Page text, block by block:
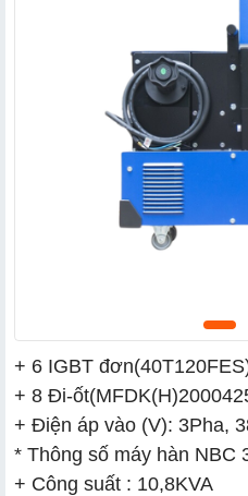
+ 6 IGBT
+ 8 Đi-
+ Điện áp vào (V): 3Pha,
* Thông số máy hàn NBC
+ Công suất : 10,8KVA